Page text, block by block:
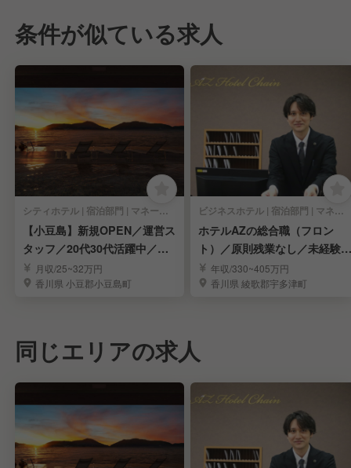
条件が似ている求人
シティホテル | 宿泊部門 | マネージャー・支配人・副支配人・女将
【小豆島】新規OPEN／運営ス
タッフ／20代30代活躍中／年
間休日125日
月収/25~32万円
香川県 小豆郡小豆島町
ビジネスホテル | 宿泊部門 | マネージャー・支配人・副支配人・女将
ホテルAZの総合職（フロン
ト）／原則残業なし／未経験歓
迎 年収/330~405万円
香川県 綾歌郡宇多津町
同じエリアの求人